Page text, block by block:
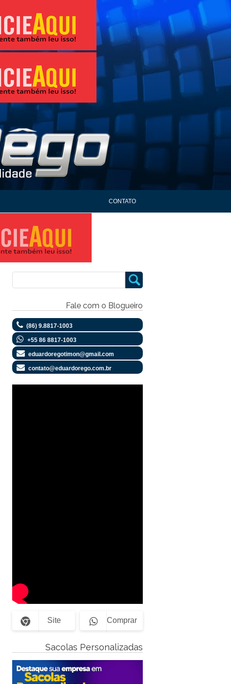
CONTATO
Fale com o Blogueiro
(86) 9.8817-1003
+55 86 8817-1003
eduardoregotimon@gmail.com
contato@eduardorego.com.br
Site Comprar
Sacolas Personalizadas